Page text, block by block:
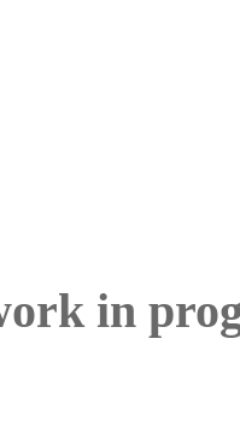
in